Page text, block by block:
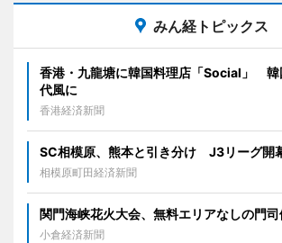
みん経トピックス
香港・九龍塘に韓国料理店「Social」 韓
代風に
香港経済新聞
SC相模原、熊本と引き分け J3リーグ開
相模原町田経済新聞
関門海峡花火大会、無料エリアなしの門
小倉経済新聞